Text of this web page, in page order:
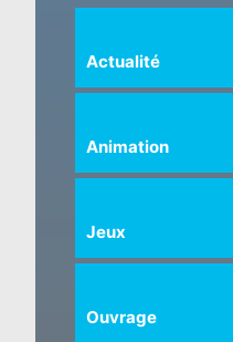
Actualité
Animation
Jeux
Ouvrage